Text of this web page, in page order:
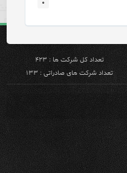
۰
تعداد کل شرکت ها : ۴۲۳
تعداد شرکت های صادراتی : ۱۳۳